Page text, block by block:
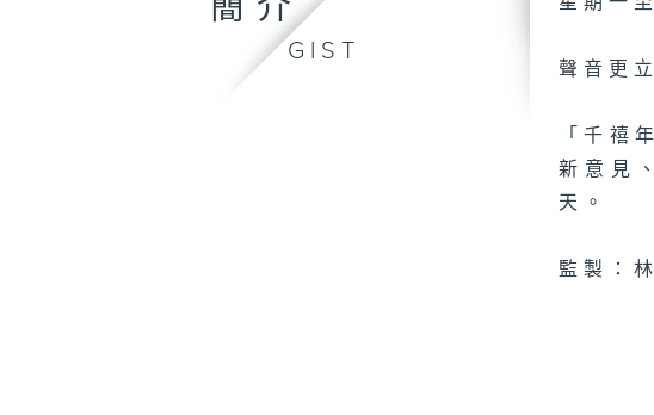
簡介
GIST
聲音更
「千禧
新意見
天。
監製：